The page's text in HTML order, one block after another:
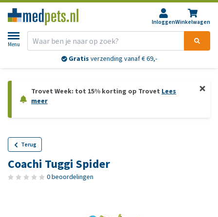
InloggenWinkelwagen
Menu
Gratis verzending vanaf € 69,-
Trovet Week: tot 15% korting op Trovet Lees
meer
Terug
Coachi Tuggi Spider
0 beoordelingen